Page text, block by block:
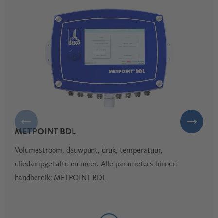
Verlengde levensduur van apparatuur en verbeterde
algehele betrouwbaarheid van het systeem
METPOINT BDL
Volumestroom, dauwpunt, druk, temperatuur,
oliedampgehalte en meer. Alle parameters binnen
handbereik: METPOINT BDL